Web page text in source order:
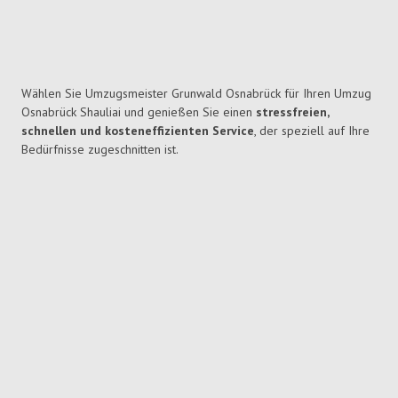
Wählen Sie Umzugsmeister Grunwald Osnabrück für Ihren Umzug
Osnabrück Shauliai und genießen Sie einen stressfreien,
schnellen und kosteneffizienten Service, der speziell auf Ihre
Bedürfnisse zugeschnitten ist.